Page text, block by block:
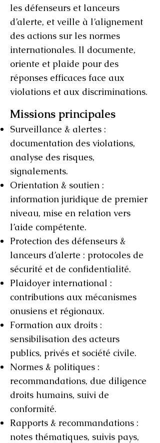
les défenseurs et lanceurs
d’alerte, et veille à l’alignement
des actions sur les normes
internationales. Il documente,
oriente et plaide pour des
réponses efficaces face aux
violations et aux discriminations.
Missions principales
Surveillance & alertes :
documentation des violations,
analyse des risques,
signalements.
Orientation & soutien :
information juridique de premier
niveau, mise en relation vers
l’aide compétente.
Protection des défenseurs &
lanceurs d’alerte : protocoles de
sécurité et de confidentialité.
Plaidoyer international :
contributions aux mécanismes
onusiens et régionaux.
Formation aux droits :
sensibilisation des acteurs
publics, privés et société civile.
Normes & politiques :
recommandations, due diligence
droits humains, suivi de
conformité.
Rapports & recommandations :
notes thématiques, suivis pays,